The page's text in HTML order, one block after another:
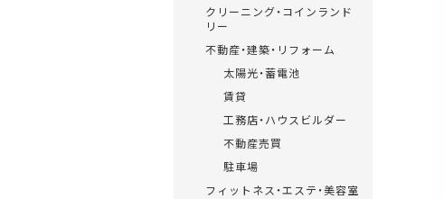
クリーニング・コインランド
リー
不動産・建築・リフォーム
太陽光・蓄電池
賃貸
工務店・ハウスビルダー
不動産売買
駐車場
フィットネス・エステ・美容室